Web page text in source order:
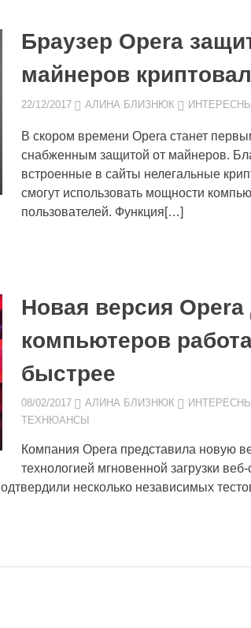
Браузер Opera
майнеров
22/12/2017 АЛИНА БЛИЗНЮК
В скором времени Opera станет
снабженным защитой от майнеров.
встроенные в сайты нелегальные
смогут использовать мощности
пользователей. Функция[…]
Новая версия Opera
компьютеров
быстрее
08/02/2017 АЛИНА БЛИЗНЮК
ТЕХНЮАНСЫ
Компания Opera представила новую
технологией мгновенной загрузки
несколько независимых